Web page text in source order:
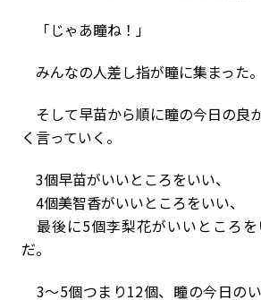
「じゃあ瞳ね！」
みんなの人差し指が瞳に集まった。
そして早苗から順に瞳の今日の良
く言っていく。
3個早苗がいいところをいい、
4個美智香がいいところをいい、
最後に5個李梨花がいいところ
だ。
3〜5個つまり12個、瞳の今日のい